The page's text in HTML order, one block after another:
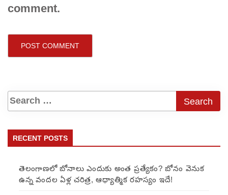
comment.
RECENT POSTS
తెలంగాణలో బోనాలు ఎందుకు అంత ప్రత్యేకం? బోనం వెనుక
ఉన్న వందల ఏళ్ల చరిత్ర, ఆధ్యాత్మిక రహస్యం ఇదే!